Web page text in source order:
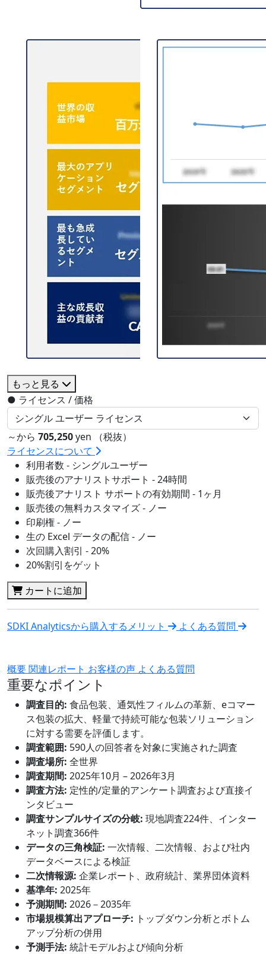
もっと見る
● ライセンス / 価格
～から 705,250yen （税抜）
ライセンスについて
利用者数 - シングルユーザー
販売後のアナリストサポート - 24時間
販売後アナリスト サポートの有効期間 - 1ヶ月
販売後の無料カスタマイズ - ノー
印刷権 - ノー
生の Excel データの配信 - ノー
次回購入割引 - 20%
20%割引をゲット
カートに追加
SDKI Analyticsから購入するメリット よくある質問
概要関連レポート お客様の声 よくある質問
重要なポイント
調査目的: 食品包装、通気性フィルムの革新、eコマー
ス包装の拡大、軽量で持続可能な包装ソリューション
に対する需要を評価します。
調査範囲: 590人の回答者を対象に実施された調査
調査場所: 全世界
調査期間: 2025年10月 – 2026年3月
調査方法: 定性的/定量的アンケート調査および直接イ
ンタビュー
調査サンプルサイズの分岐: 現地調査224件、インター
ネット調査366件
データの三角検証: 一次情報、二次情報、および社内
データベースによる検証
二次情報源: 企業レポート、政府統計、業界団体資料
基準年: 2025年
予測期間: 2026－2035年
市場規模算出アプローチ: トップダウン分析とボトム
アップ分析の併用
予測手法: 統計モデルおよび傾向分析